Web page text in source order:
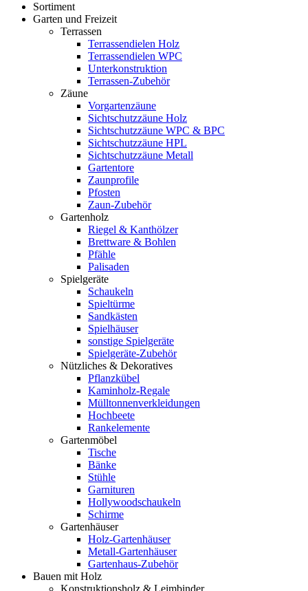
Sortiment
Garten und Freizeit
Terrassen
Terrassendielen Holz
Terrassendielen WPC
Unterkonstruktion
Terrassen-Zubehör
Zäune
Vorgartenzäune
Sichtschutzzäune Holz
Sichtschutzzäune WPC & BPC
Sichtschutzzäune HPL
Sichtschutzzäune Metall
Gartentore
Zaunprofile
Pfosten
Zaun-Zubehör
Gartenholz
Riegel & Kanthölzer
Brettware & Bohlen
Pfähle
Palisaden
Spielgeräte
Schaukeln
Spieltürme
Sandkästen
Spielhäuser
sonstige Spielgeräte
Spielgeräte-Zubehör
Nützliches & Dekoratives
Pflanzkübel
Kaminholz-Regale
Mülltonnenverkleidungen
Hochbeete
Rankelemente
Gartenmöbel
Tische
Bänke
Stühle
Garnituren
Hollywoodschaukeln
Schirme
Gartenhäuser
Holz-Gartenhäuser
Metall-Gartenhäuser
Gartenhaus-Zubehör
Bauen mit Holz